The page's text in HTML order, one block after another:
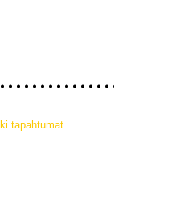
tapahtumat